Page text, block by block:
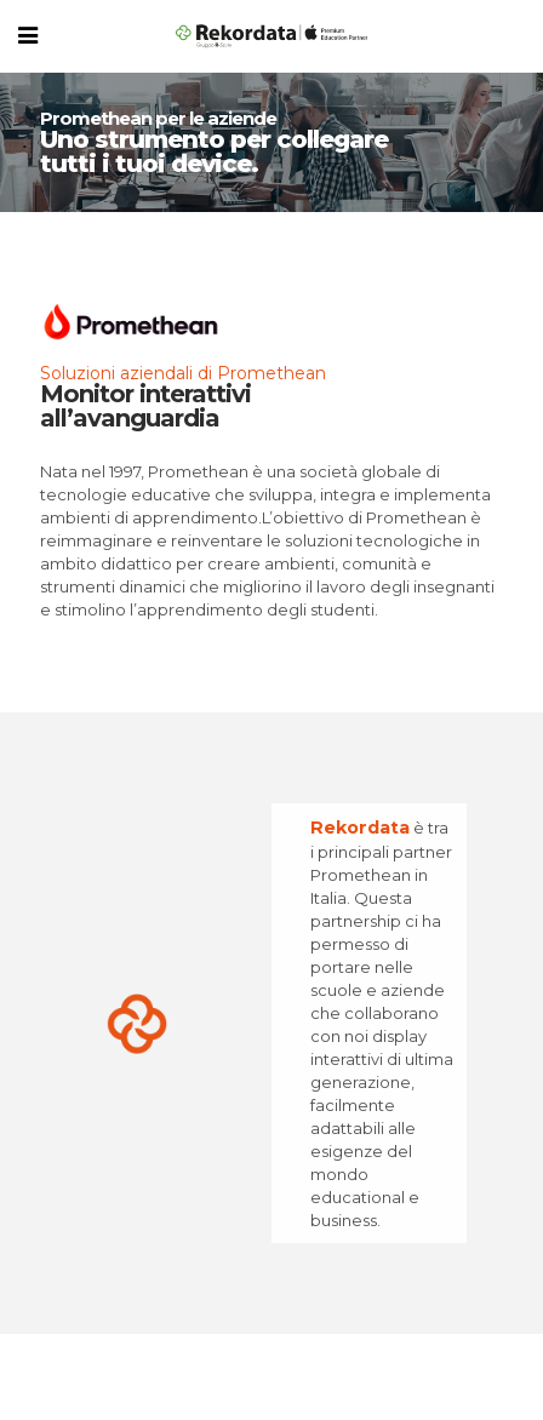
Promethean per le aziende
Uno strumento per collegare
tutti i tuoi device.
Soluzioni aziendali di Promethean
Monitor interattivi
all’avanguardia
Nata nel 1997, Promethean è una società globale di
tecnologie educative che sviluppa, integra e implementa
ambienti di apprendimento.L’obiettivo di Promethean è
reimmaginare e reinventare le soluzioni tecnologiche in
ambito didattico per creare ambienti, comunità e
strumenti dinamici che migliorino il lavoro degli insegnanti
e stimolino l’apprendimento degli studenti.
Rekordata è tra
i principali partner
Promethean in
Italia. Questa
partnership ci ha
permesso di
portare nelle
scuole e aziende
che collaborano
con noi display
interattivi di ultima
generazione,
facilmente
adattabili alle
esigenze del
mondo
educational e
business.